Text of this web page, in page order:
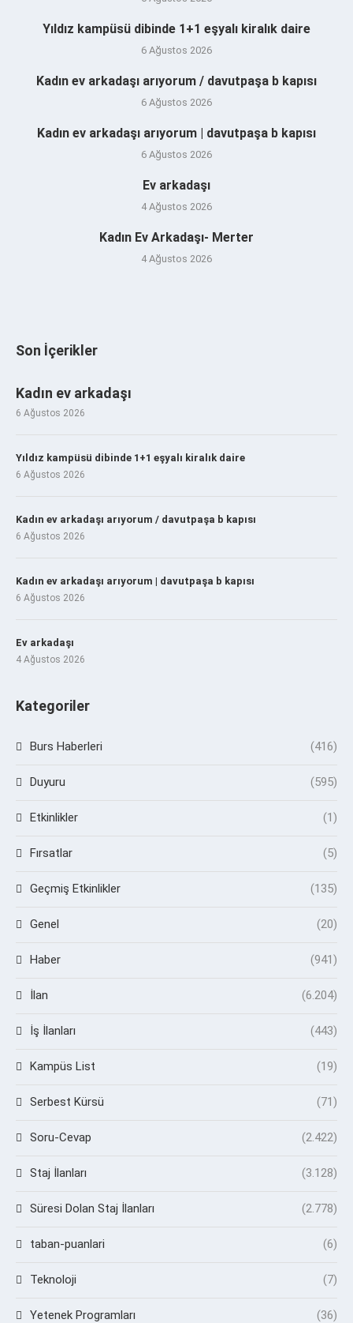
Yıldız kampüsü dibinde 1+1 eşyalı kiralık daire
6 Ağustos 2026
Kadın ev arkadaşı arıyorum / davutpaşa b kapısı
6 Ağustos 2026
Kadın ev arkadaşı arıyorum | davutpaşa b kapısı
6 Ağustos 2026
Ev arkadaşı
4 Ağustos 2026
Kadın Ev Arkadaşı- Merter
4 Ağustos 2026
Son İçerikler
Kadın ev arkadaşı
6 Ağustos 2026
Yıldız kampüsü dibinde 1+1 eşyalı kiralık daire
6 Ağustos 2026
Kadın ev arkadaşı arıyorum / davutpaşa b kapısı
6 Ağustos 2026
Kadın ev arkadaşı arıyorum | davutpaşa b kapısı
6 Ağustos 2026
Ev arkadaşı
4 Ağustos 2026
Kategoriler
Burs Haberleri (416)
Duyuru (595)
Etkinlikler (1)
Fırsatlar (5)
Geçmiş Etkinlikler (135)
Genel (20)
Haber (941)
İlan (6.204)
İş İlanları (443)
Kampüs List (19)
Serbest Kürsü (71)
Soru-Cevap (2.422)
Staj İlanları (3.128)
Süresi Dolan Staj İlanları (2.778)
taban-puanlari (6)
Teknoloji (7)
Yetenek Programları (36)